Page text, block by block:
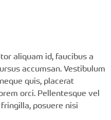
aliquam id, faucibus a
accumsan. Vestibulum
quis, placerat
orci. Pellentesque vel
posuere nisi